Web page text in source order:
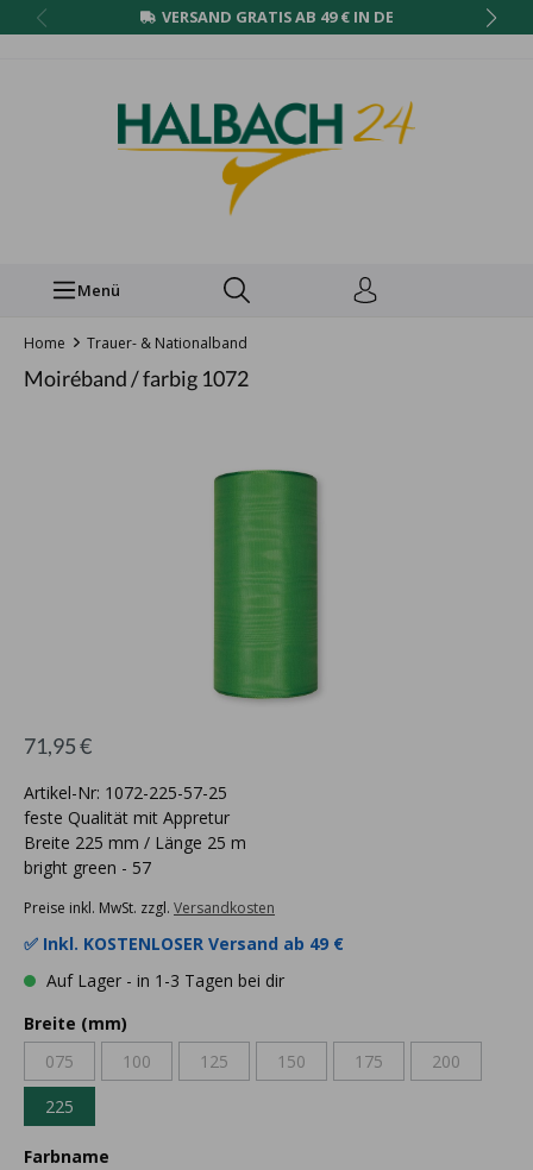
VERSAND GRATIS AB 49 € IN DE
Menü
Home Trauer- & Nationalband
Moiréband / farbig 1072
71,95 €
Artikel-Nr: 1072-225-57-25
feste Qualität mit Appretur
Breite 225 mm / Länge 25 m
bright green - 57
Preise inkl. MwSt. zzgl. Versandkosten
✅ Inkl. KOSTENLOSER Versand ab 49 €
Auf Lager - in 1-3 Tagen bei dir
Breite (mm)
075
100 125 150 175
200
225
Farbname